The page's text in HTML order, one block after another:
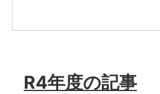
R4年度の記事